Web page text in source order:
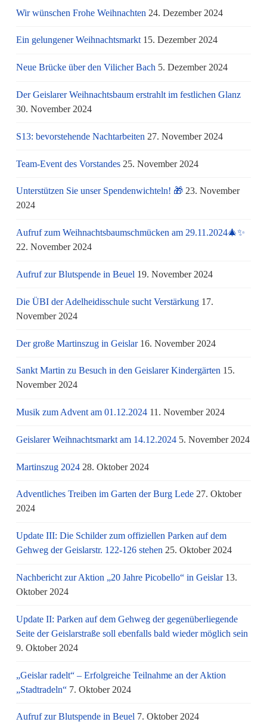
Wir wünschen Frohe Weihnachten 24. Dezember 2024
Ein gelungener Weihnachtsmarkt 15. Dezember 2024
Neue Brücke über den Vilicher Bach 5. Dezember 2024
Der Geislarer Weihnachtsbaum erstrahlt im festlichen Glanz
30. November 2024
S13: bevorstehende Nachtarbeiten 27. November 2024
Team-Event des Vorstandes 25. November 2024
Unterstützen Sie unser Spendenwichteln! 🎁 23. November
2024
Aufruf zum Weihnachtsbaumschmücken am 29.11.2024🎄✨
22. November 2024
Aufruf zur Blutspende in Beuel 19. November 2024
Die ÜBI der Adelheidisschule sucht Verstärkung 17.
November 2024
Der große Martinszug in Geislar 16. November 2024
Sankt Martin zu Besuch in den Geislarer Kindergärten 15.
November 2024
Musik zum Advent am 01.12.2024 11. November 2024
Geislarer Weihnachtsmarkt am 14.12.2024 5. November 2024
Martinszug 2024 28. Oktober 2024
Adventliches Treiben im Garten der Burg Lede 27. Oktober
2024
Update III: Die Schilder zum offiziellen Parken auf dem
Gehweg der Geislarstr. 122-126 stehen 25. Oktober 2024
Nachbericht zur Aktion „20 Jahre Picobello“ in Geislar 13.
Oktober 2024
Update II: Parken auf dem Gehweg der gegenüberliegende
Seite der Geislarstraße soll ebenfalls bald wieder möglich sein
9. Oktober 2024
„Geislar radelt“ – Erfolgreiche Teilnahme an der Aktion
„Stadtradeln“ 7. Oktober 2024
Aufruf zur Blutspende in Beuel 7. Oktober 2024